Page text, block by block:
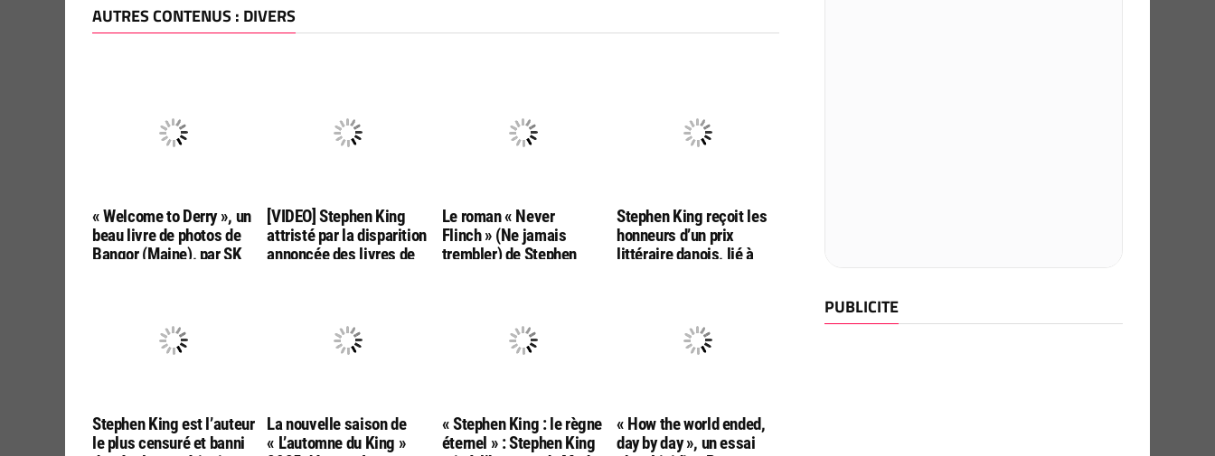
AUTRES CONTENUS : DIVERS
« Welcome to Derry », un
beau livre de photos de
Bangor (Maine), par SK
[VIDEO] Stephen King
attristé par la disparition
annoncée des livres de
Le roman « Never
Flinch » (Ne jamais
trembler) de Stephen
Stephen King reçoit les
honneurs d’un prix
littéraire danois, lié à
Stephen King est l’auteur
le plus censuré et banni
La nouvelle saison de
« L’automne du King »
« Stephen King : le règne
éternel » : Stephen King
« How the world ended,
day by day », un essai
PUBLICITE